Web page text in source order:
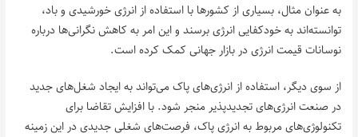
به عنوان مثال، بسیاری از کشورها با استفاده از انرژی خورشیدی و باد،
توانسته‌اند به خودکفایی انرژی برسند و این امر به کاهش نگرانی‌ها درباره
نوسانات قیمت انرژی در بازار جهانی کمک کرده است.
از سوی دیگر، استفاده از انرژی‌های پاک می‌تواند به ایجاد شغل‌های جدید
در صنعت انرژی‌های تجدیدپذیر منجر شود. با افزایش تقاضا برای
تکنولوژی‌های مربوط به انرژی پاک، فرصت‌های شغلی جدیدی در این زمینه